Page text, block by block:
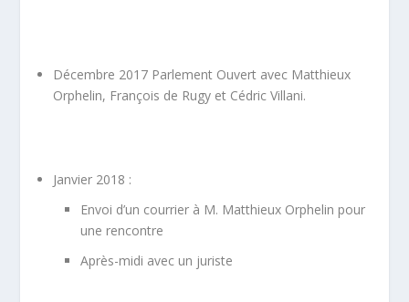
Décembre 2017 Parlement Ouvert avec Matthieux
Orphelin, François de Rugy et Cédric Villani.
Janvier 2018 :
Envoi d’un courrier à M. Matthieux Orphelin pour
une rencontre
Après-midi avec un juriste